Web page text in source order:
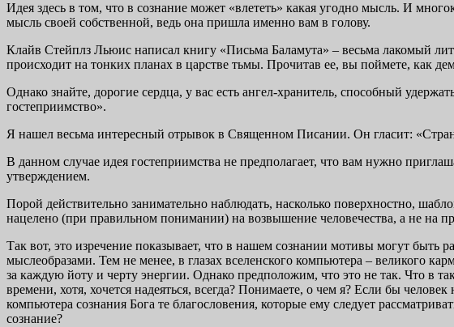
Идея здесь в том, что в сознание может «влететь» какая угодно мысль. И
мысль своей собственной, ведь она пришла именно вам в голову.
Клайв Стейплз Льюис написал книгу «Письма Баламута» – весьма лакомый
происходит на тонких планах в царстве тьмы. Прочитав ее, вы поймете, как
Однако знайте, дорогие сердца, у вас есть ангел-хранитель, способный
гостеприимство».
Я нашел весьма интересный отрывок в Священном Писании. Он гласит:
В данном случае идея гостеприимства не предполагает, что вам нужно
утверждением.
Порой действительно занимательно наблюдать, насколько поверхностно,
нацелено (при правильном понимании) на возвышение человечества, а не на
Так вот, это изречение показывает, что в нашем сознании мотивы могут быть
мыслеобразами. Тем не менее, в глазах вселенского компьютера – великого
за каждую йоту и черту энергии. Однако предположим, что это не так. Что в
времени, хотя, хочется надеяться, всегда? Понимаете, о чем я? Если бы
компьютера сознания Бога те благословения, которые ему следует
сознание?